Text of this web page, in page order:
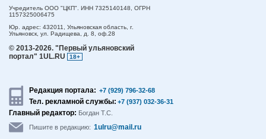
Учредитель ООО "ЦКП". ИНН 7325140148, ОГРН
1157325006475
Юр. адрес: 432011, Ульяновская область, г.
Ульяновск, ул. Радищева, д. 8, оф.28
© 2013-2026. "Первый ульяновский
портал" 1UL.RU
18+
Редакция портала: +7 (929) 796-32-68
Тел. рекламной службы: +7 (937) 032-36-31
Главный редактор: Богдан Т.С.
Пишите в редакцию: 1ulru@mail.ru